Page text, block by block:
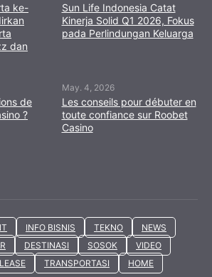
ke-
dan
Sun Life Indonesia Catat
Kinerja Solid Q1 2026, Fokus
pada Perlindungan Keluarga
de
?
May. 4, 2026
Les conseils pour débuter en
toute confiance sur Roobet
Casino
INFO BISNIS TEKNO
NEWS
DESTINASI SOSOK
VIDEO
TRANSPORTASI HOME